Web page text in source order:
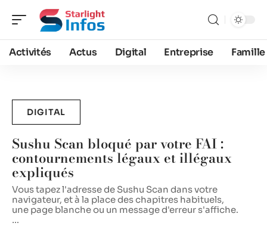
Activités Actus Digital Entreprise Famille
DIGITAL
Sushu Scan bloqué par votre FAI :
contournements légaux et illégaux
expliqués
Vous tapez l'adresse de Sushu Scan dans votre
navigateur, et à la place des chapitres habituels,
une page blanche ou un message d'erreur s'affiche.
…